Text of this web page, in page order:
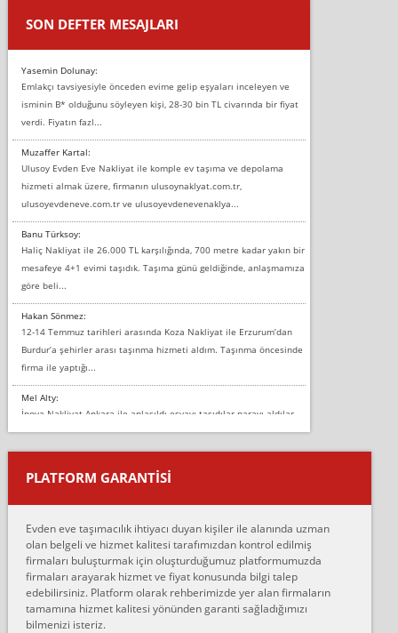
SON DEFTER MESAJLARI
Yasemin Dolunay:
Emlakçı tavsiyesiyle önceden evime gelip eşyaları inceleyen ve
isminin B* olduğunu söyleyen kişi, 28-30 bin TL civarında bir fiyat
verdi. Fiyatın fazl...
Muzaffer Kartal:
Ulusoy Evden Eve Nakliyat ile komple ev taşıma ve depolama
hizmeti almak üzere, firmanın ulusoynaklyat.com.tr,
ulusoyevdeneve.com.tr ve ulusoyevdenevenaklya...
Banu Türksoy:
Haliç Nakliyat ile 26.000 TL karşılığında, 700 metre kadar yakın bir
mesafeye 4+1 evimi taşıdık. Taşıma günü geldiğinde, anlaşmamıza
göre beli...
Hakan Sönmez:
12-14 Temmuz tarihleri arasında Koza Nakliyat ile Erzurum’dan
Burdur’a şehirler arası taşınma hizmeti aldım. Taşınma öncesinde
firma ile yaptığı...
Mel Alty:
İnova Nakliyat Ankara ile anlaşıldı eşyayı taşıdılar parayı aldılar.
Salon duvarına bir baktım birisi boydan alüminyum renkli bantı
yapıştırm...
Murat:
çalıştıklarını, müş...
Ahmet:
Lüleburgaz güngünes evden eve naklyat eşyalarımı taşımak için
anlaştık sabah eve geldiklerinde de eşyalarımı düzgün şekilde
sarcaz demelerine r...
PLATFORM GARANTİSİ
Evden eve taşımacılık ihtiyacı duyan kişiler ile alanında uzman
olan belgeli ve hizmet kalitesi tarafımızdan kontrol edilmiş
firmaları buluşturmak için oluşturduğumuz platformumuzda
firmaları arayarak hizmet ve fiyat konusunda bilgi talep
edebilirsiniz. Platform olarak rehberimizde yer alan firmaların
tamamına hizmet kalitesi yönünden garanti sağladığımızı
bilmenizi isteriz.